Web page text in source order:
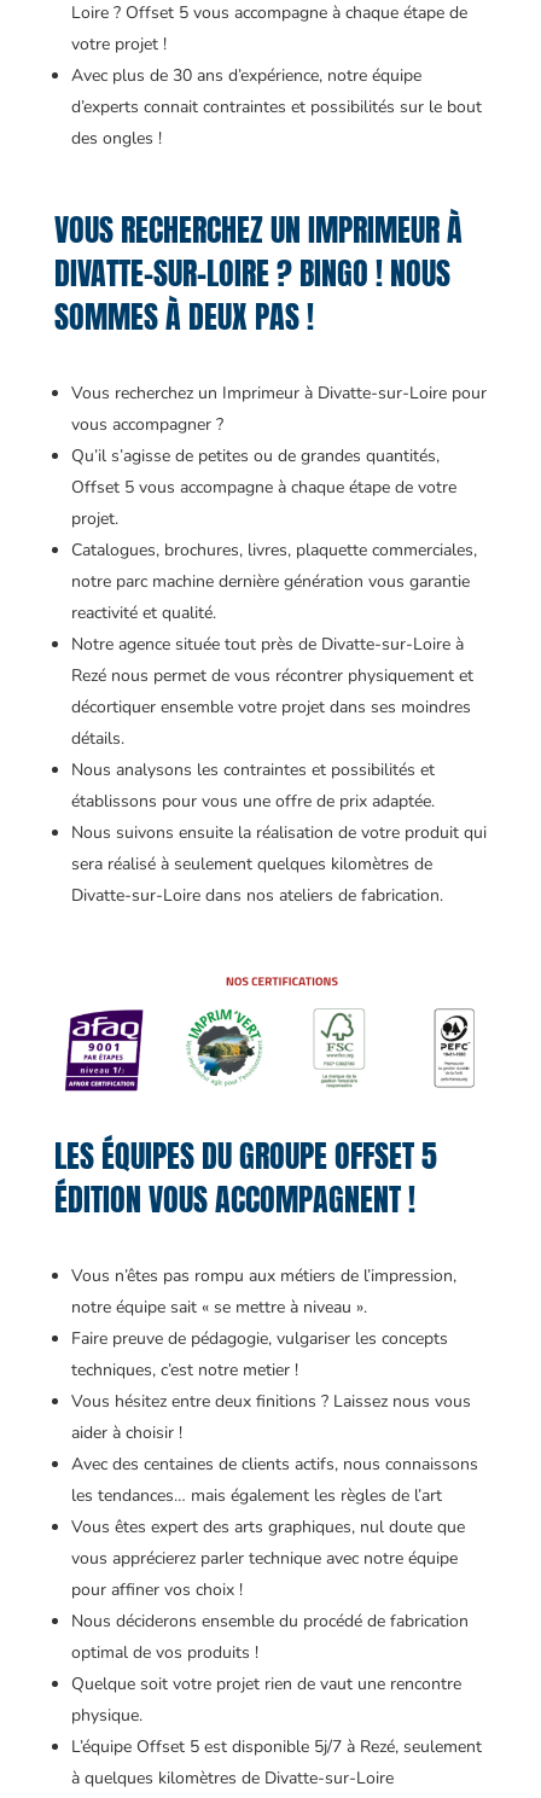
Loire ? Offset 5 vous accompagne à chaque étape de
votre projet !
Avec plus de 30 ans d’expérience, notre équipe
d’experts connait contraintes et possibilités sur le bout
des ongles !
VOUS RECHERCHEZ UN IMPRIMEUR À
DIVATTE-SUR-LOIRE ? BINGO ! NOUS
SOMMES À DEUX PAS !
Vous recherchez un Imprimeur à Divatte-sur-Loire pour
vous accompagner ?
Qu’il s’agisse de petites ou de grandes quantités,
Offset 5 vous accompagne à chaque étape de votre
projet.
Catalogues, brochures, livres, plaquette commerciales,
notre parc machine dernière génération vous garantie
reactivité et qualité.
Notre agence située tout près de Divatte-sur-Loire à
Rezé nous permet de vous récontrer physiquement et
décortiquer ensemble votre projet dans ses moindres
détails.
Nous analysons les contraintes et possibilités et
établissons pour vous une offre de prix adaptée.
Nous suivons ensuite la réalisation de votre produit qui
sera réalisé à seulement quelques kilomètres de
Divatte-sur-Loire dans nos ateliers de fabrication.
LES ÉQUIPES DU GROUPE OFFSET 5
ÉDITION VOUS ACCOMPAGNENT !
Vous n’êtes pas rompu aux métiers de l’impression,
notre équipe sait « se mettre à niveau ».
Faire preuve de pédagogie, vulgariser les concepts
techniques, c’est notre metier !
Vous hésitez entre deux finitions ? Laissez nous vous
aider à choisir !
Avec des centaines de clients actifs, nous connaissons
les tendances… mais également les règles de l’art
Vous êtes expert des arts graphiques, nul doute que
vous apprécierez parler technique avec notre équipe
pour affiner vos choix !
Nous déciderons ensemble du procédé de fabrication
optimal de vos produits !
Quelque soit votre projet rien de vaut une rencontre
physique.
L’équipe Offset 5 est disponible 5j/7 à Rezé, seulement
à quelques kilomètres de Divatte-sur-Loire